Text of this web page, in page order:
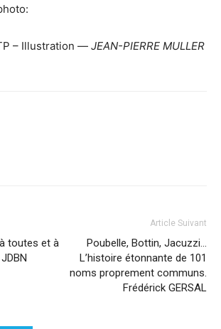
– Illustration — JEAN-PIERRE MULLER
toutes et à
Article Suivant
Poubelle, Bottin, Jacuzzi…
L’histoire étonnante de 101
noms proprement communs.
Frédérick GERSAL